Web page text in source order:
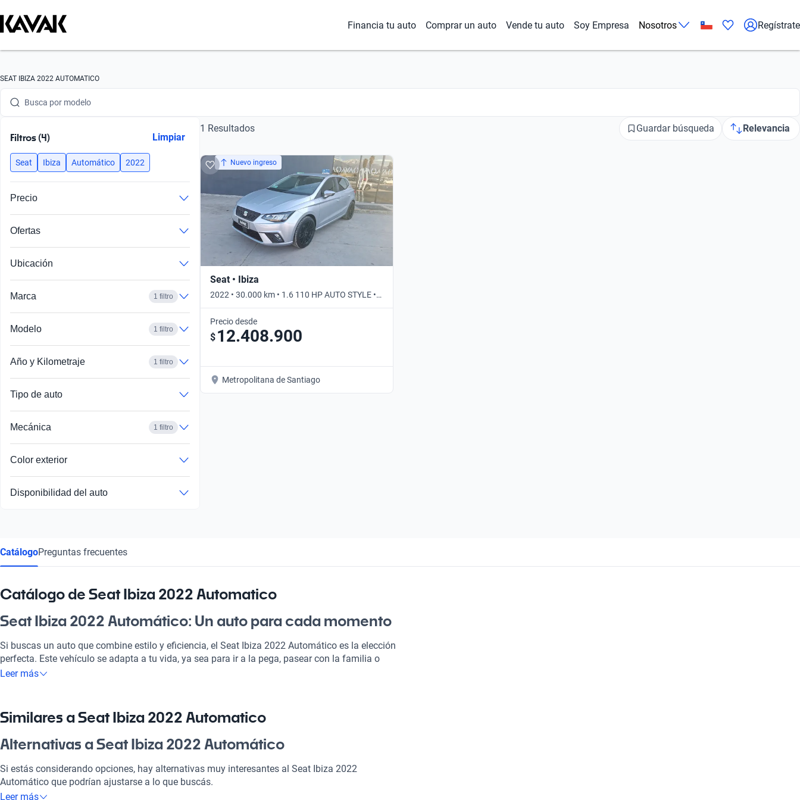
Financia tu auto Comprar un auto Vende tu auto Soy Empresa Nosotros Regístrate
SEAT IBIZA 2022 AUTOMATICO
Busca por marca
Busca por modelo
Busca por año
Busca por marca
Busca por versión
Busca por año
Filtros (4) Limpiar
Seat Ibiza Automático 2022
Precio
Ofertas
Ubicación
Marca 1 filtro
Modelo 1 filtro
Año y Kilometraje 1 filtro
Tipo de auto
Mecánica 1 filtro
Color exterior
Disponibilidad del auto
1 Resultados Guardar búsqueda Relevancia
Nuevo ingreso
Seat • Ibiza
2022 • 30.000 km • 1.6 110 HP AUTO STYLE •
Automático
Precio desde
$ 12.408.900
Metropolitana de Santiago
CatálogoPreguntas frecuentes
Catálogo de Seat Ibiza 2022 Automatico
Seat Ibiza 2022 Automático: Un auto para cada momento
Si buscas un auto que combine estilo y eficiencia, el Seat Ibiza 2022 Automático es la elección
perfecta. Este vehículo se adapta a tu vida, ya sea para ir a la pega, pasear con la familia o
escaparte a la playa. Con su motor eficiente y tecnología moderna, cada viaje se convierte en
¿Por qué elegir Seat Ibiza 2022 Automatico?
Tecnología al servicio de tu comodidad
Disfrutá de la mejor tecnología con Tecnología moderna, lo que hará que cada viaje sea
placentero y conectado.
Leer más
Similares a Seat Ibiza 2022 Automatico
Alternativas a Seat Ibiza 2022 Automático
Si estás considerando opciones, hay alternativas muy interesantes al Seat Ibiza 2022
Automático que podrían ajustarse a lo que buscás.
Leer más